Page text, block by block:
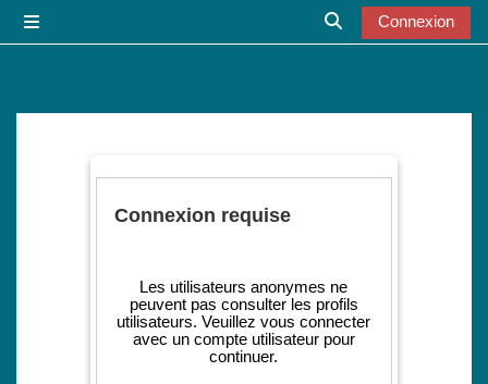
Activer/désactiver
Connexion
Connexion requise
Les utilisateurs anonymes ne
peuvent pas consulter les profils
utilisateurs. Veuillez vous connecter
avec un compte utilisateur pour
continuer.